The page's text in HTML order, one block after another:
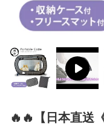
🔥🔥【日本直送